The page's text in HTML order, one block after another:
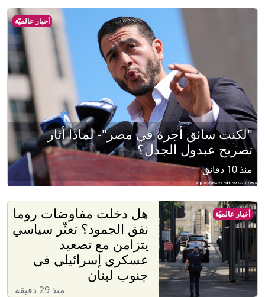
أخبار عالميّة
"لكنت سائق أجرة في مصر"- لماذا أثار
تصريح عبدول الجدل؟
منذ 10 دقائق
هل دخلت مفاوضات روما
نفق الجمود؟ تعثّر سياسي
يتزامن مع تصعيد
عسكري إسرائيلي في
جنوب لبنان
منذ 29 دقيقة
أخبار عالميّة